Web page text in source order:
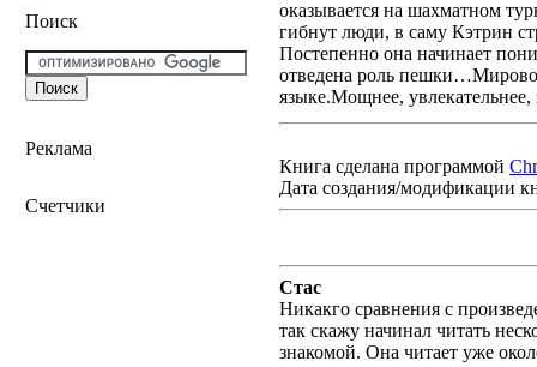
Поиск
Реклама
Счетчики
оказывается на шахматном
гибнут люди, в саму Кэтрин
Постепенно она начинает
отведена роль
языке.Мощнее,
Книга сделана программой
Дата создания/модификации
Стас
Никакго сравнения с
так скажу начинал читать
знакомой. Она читает уже